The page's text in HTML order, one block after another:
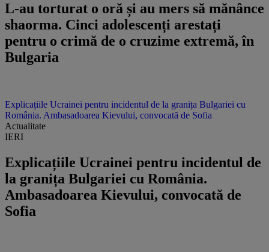
L-au torturat o oră și au mers să mănânce
shaorma. Cinci adolescenți arestați
pentru o crimă de o cruzime extremă, în
Bulgaria
Explicațiile Ucrainei pentru incidentul de la granița Bulgariei cu
România. Ambasadoarea Kievului, convocată de Sofia
Actualitate
IERI
Explicațiile Ucrainei pentru incidentul de
la granița Bulgariei cu România.
Ambasadoarea Kievului, convocată de
Sofia